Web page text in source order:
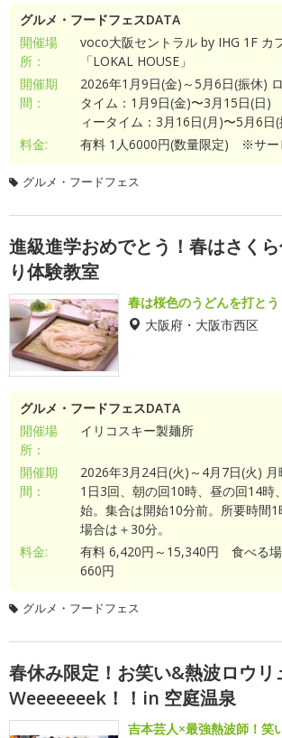
グルメ・フードフェスDATA
開催場
所：
voco大阪セントラル by IHG 1F カ
「LOKAL HOUSE」
開催期
間：
2026年1月9日(金)～5月6日(振休)
タイム：1月9日(金)〜3月15日(日
ィータイム：3月16日(月)〜5月6日
料金:
有料 1人6000円(数量限定) ※サー
グルメ・フードフェス
進級進学おめでとう！春はさく
り体験教室
春は桜色のうどんを打とう
大阪府・大阪市西区
グルメ・フードフェスDATA
開催場
所：
イリコスキー製麺所
開催期
間：
2026年3月24日(火)～4月7日(火) 月
1日3回、朝の回10時、昼の回14時
始。集合は開始10分前。所要時間
場合は＋30分。
料金:
有料 6,420円～15,340円 食べる場
660円
グルメ・フードフェス
春休み限定！お笑い&熱波ロウリ
Weeeeeeek！！in 空庭温泉
吉本芸人×最強熱波師！笑